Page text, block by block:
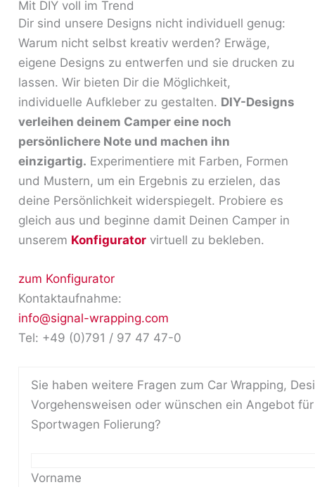
Mit DIY voll im Trend
Dir sind unsere Designs nicht individuell genug:
Warum nicht selbst kreativ werden? Erwäge,
eigene Designs zu entwerfen und sie drucken zu
lassen. Wir bieten Dir die Möglichkeit,
individuelle Aufkleber zu gestalten. DIY-Designs
verleihen deinem Camper eine noch
persönlichere Note und machen ihn
einzigartig. Experimentiere mit Farben, Formen
und Mustern, um ein Ergebnis zu erzielen, das
deine Persönlichkeit widerspiegelt. Probiere es
gleich aus und beginne damit Deinen Camper in
unserem Konfigurator virtuell zu bekleben.
zum Konfigurator
Kontaktaufnahme:
info@signal-wrapping.com
Tel: +49 (0)791 / 97 47 47-0
Sie haben weitere Fragen zum Car Wrapping,
Vorgehensweisen oder wünschen ein Angebot
Sportwagen Folierung?
Vorname